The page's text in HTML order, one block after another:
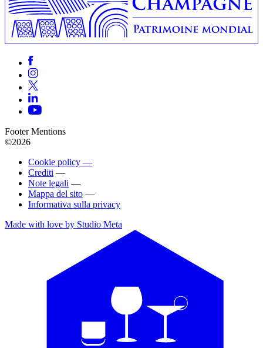
Footer Mentions
©2026
Cookie policy —
Crediti —
Note legali —
Mappa del sito —
Informativa sulla privacy
Made with love by Studio Meta